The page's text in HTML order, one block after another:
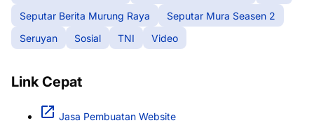
Seputar Berita Murung Raya
Seputar Mura Seasen 2
Seruyan
Sosial TNI Video
Link Cepat
Jasa Pembuatan Website